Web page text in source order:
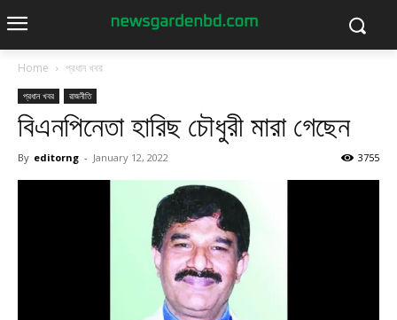
Home প্রধান খবর
প্রধান খবর রাজনীতি
বিএনপিনেতা হারিছ চৌধুরী মারা গেছেন
By editorng - January 12, 2022 3755